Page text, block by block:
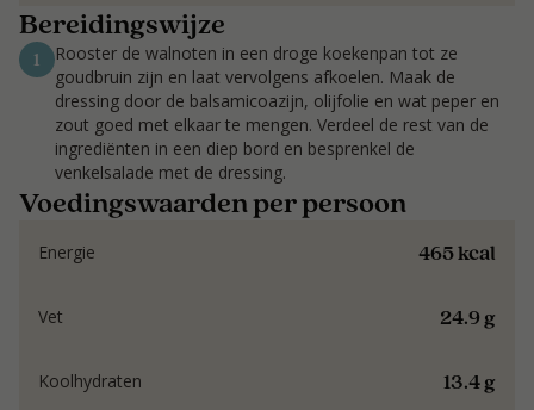
Bereidingswijze
1
Rooster de walnoten in een droge koekenpan tot ze
goudbruin zijn en laat vervolgens afkoelen. Maak de
dressing door de balsamicoazijn, olijfolie en wat peper en
zout goed met elkaar te mengen. Verdeel de rest van de
ingrediënten in een diep bord en besprenkel de
venkelsalade met de dressing.
Voedingswaarden per persoon
465 kcal
Energie
24.9 g
Vet
13.4 g
Koolhydraten